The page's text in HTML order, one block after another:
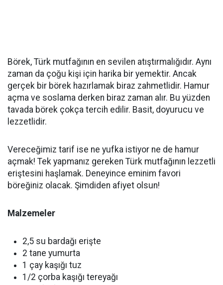
Börek, Türk mutfağının en sevilen atıştırmalığıdır. Aynı
zaman da çoğu kişi için harika bir yemektir. Ancak
gerçek bir börek hazırlamak biraz zahmetlidir. Hamur
açma ve soslama derken biraz zaman alır. Bu yüzden
tavada börek çokça tercih edilir. Basit, doyurucu ve
lezzetlidir.
Vereceğimiz tarif ise ne yufka istiyor ne de hamur
açmak! Tek yapmanız gereken Türk mutfağının lezzetli
eriştesini haşlamak. Deneyince eminim favori
böreğiniz olacak. Şimdiden afiyet olsun!
Malzemeler
2,5 su bardağı erişte
2 tane yumurta
1 çay kaşığı tuz
1/2 çorba kaşığı tereyağı